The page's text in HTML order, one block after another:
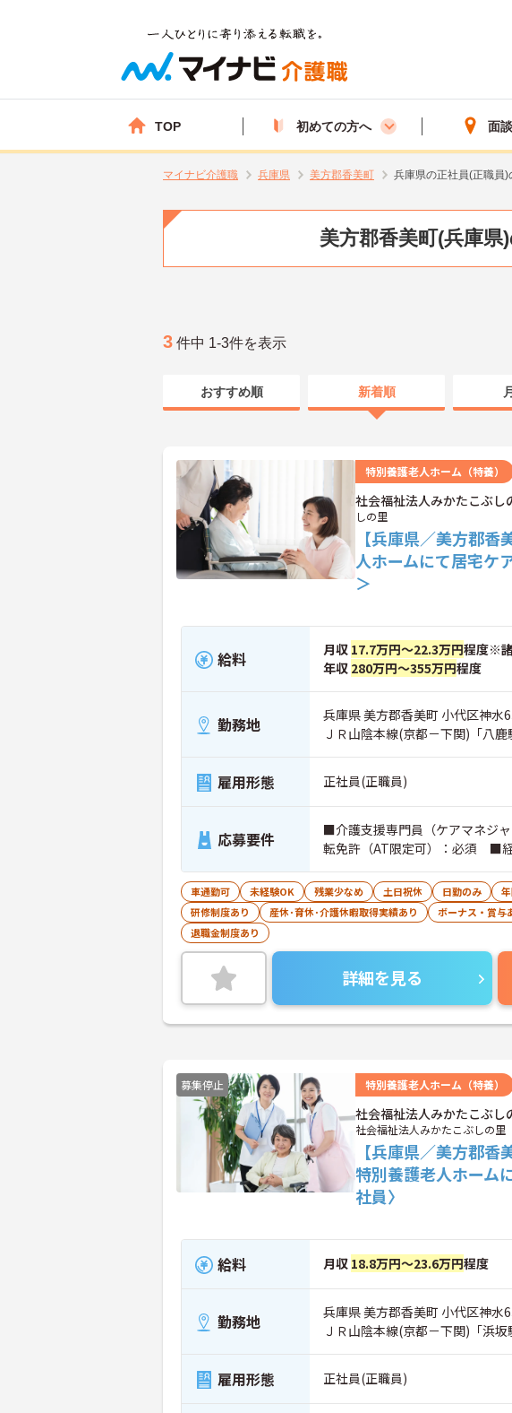
TOP 初めての方へ 面
マイナビ介護職 兵庫県 美方郡香美町 兵庫県の正社員(正職員
美方郡香美町(兵庫県
3 件中 1-3件を表示
おすすめ順 新着順
特別養護老人ホーム（特養）
社会福祉法人みかたこぶし
しの里
【兵庫県／美方郡
人ホームにて居宅ケ
＞
給料 月収 17.7万円～22.3万円程度※
年収 280万円～355万円程度
勤務地
兵庫県 美方郡香美町 小代区神水
ＪＲ山陰本線(京都－下関)「八
雇用形態 正社員(正職員)
応募要件
■介護支援専門員（ケアマネジ
転免許（AT限定可）：必須 ■
車通勤可 未経験OK 残業少なめ 土日祝休 日勤のみ
研修制度あり
産休･育休･介護休暇取得実績あり ボーナス・賞与
退職金制度あり
詳細を見る
募集停止 特別養護老人ホーム（特養）
社会福祉法人みかたこぶ
社会福祉法人みかたこぶしの里
【兵庫県／美方郡
特別養護老人ホーム
社員〉
給料 月収 18.8万円～23.6万円程度
勤務地
兵庫県 美方郡香美町 小代区神水
ＪＲ山陰本線(京都－下関)「浜
雇用形態 正社員(正職員)